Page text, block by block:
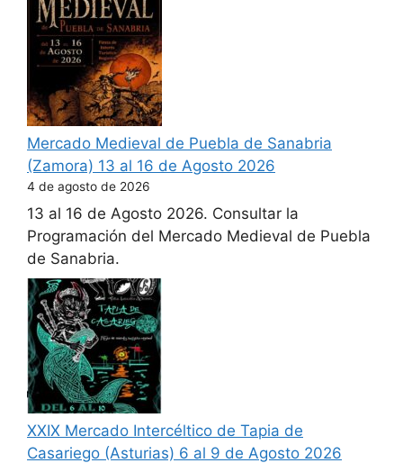
Mercado Medieval de Puebla de Sanabria
(Zamora) 13 al 16 de Agosto 2026
4 de agosto de 2026
13 al 16 de Agosto 2026. Consultar la
Programación del Mercado Medieval de Puebla
de Sanabria.
XXIX Mercado Intercéltico de Tapia de
Casariego (Asturias) 6 al 9 de Agosto 2026